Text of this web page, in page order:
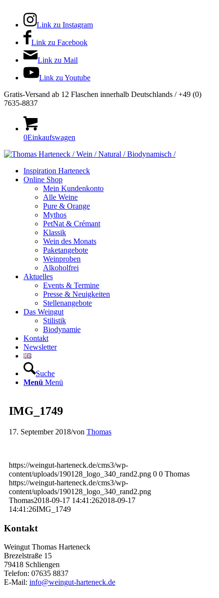
Link zu Instagram
Link zu Facebook
Link zu Mail
Link zu Youtube
Gratis-Versand ab 12 Flaschen innerhalb Deutschlands / +49 (0)
7635-8837
0Einkaufswagen
Inspiration Harteneck
Online Shop
Mein Kundenkonto
Alle Weine
Pure & Orange
Mythos
PetNat & Crémant
Klassik
Wein des Monats
Paketangebote
Weinproben
Alkoholfrei
Aktuelles
Events & Termine
Presse & Neuigkeiten
Stellenangebote
Das Weingut
Stilistik
Biodynamie
Kontakt
Newsletter
Suche
Menü Menü
IMG_1749
17. September 2018/von Thomas
https://weingut-harteneck.de/cms3/wp-
content/uploads/190128_logo_340_rand2.png 0 0 Thomas
https://weingut-harteneck.de/cms3/wp-
content/uploads/190128_logo_340_rand2.png
Thomas2018-09-17 14:41:262018-09-17
14:41:26IMG_1749
Kontakt
Weingut Thomas Harteneck
Brezelstraße 15
79418 Schliengen
Telefon: 07635 8837
E-Mail: info@weingut-harteneck.de